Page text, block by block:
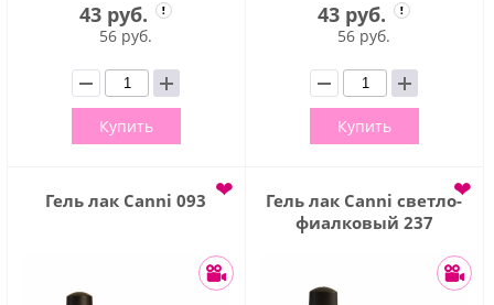
43 руб.
56 руб.
Купить
43 руб.
56 руб.
Купить
Гель лак Сanni 093 ❤
Гель лак Сanni светло-
фиалковый 237
❤